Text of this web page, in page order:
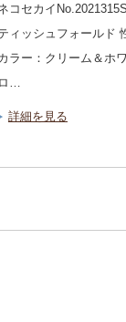
コセカイ
ィッシュフォール
ラー：クリーム＆ホ
ロ…
詳細を見る